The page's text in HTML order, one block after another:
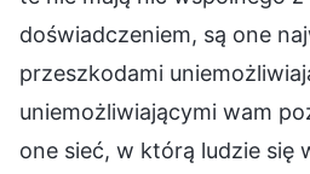
doświadczeniem, są one
przeszkodami
uniemożliwiającymi wam
one sieć, w którą ludzie się